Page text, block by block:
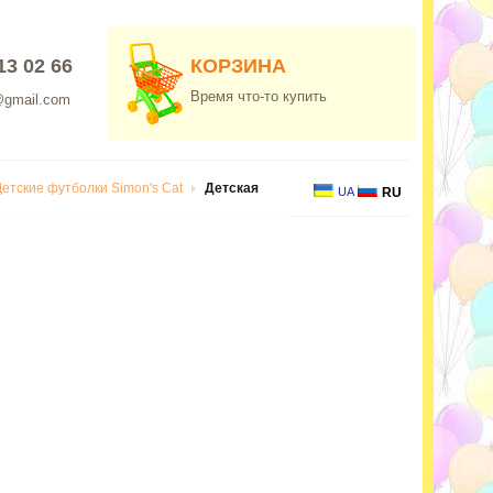
02 66 КОРЗИНА
Время что-то купить
футболки Simon's Cat Детская UA RU